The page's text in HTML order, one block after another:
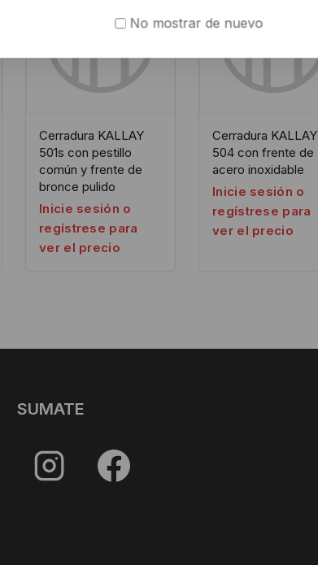
Cerradura KALLAY
501s con pestillo
común y frente de
bronce pulido
Inicie sesión o
regístrese para
ver el precio
Cerradura KALLAY
504 con frente de
acero inoxidable
Inicie sesión o
regístrese para
ver el precio
SUMATE
No mostrar de nuevo